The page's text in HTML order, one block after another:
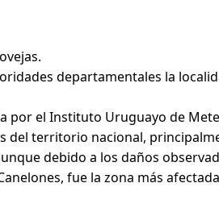
departamentales la
por el Instituto Uruguayo de
territorio nacional,
debido a los daños
fue la zona más